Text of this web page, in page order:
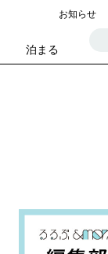
お知らせ
泊まる